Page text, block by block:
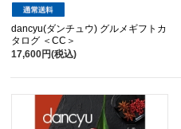
dancyu(ダンチュウ) グルメギフトカ
タログ ＜CC＞
17,600円(税込)